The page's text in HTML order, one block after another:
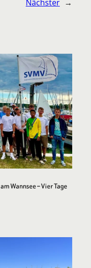
Nächster →
Wannsee – Vier Tage